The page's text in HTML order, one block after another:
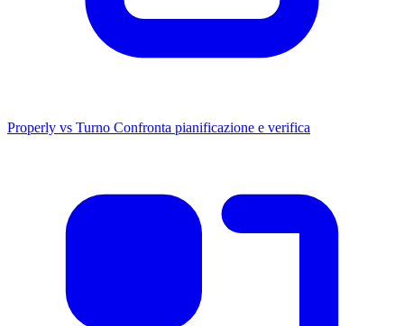
Properly vs Turno Confronta pianificazione e verifica